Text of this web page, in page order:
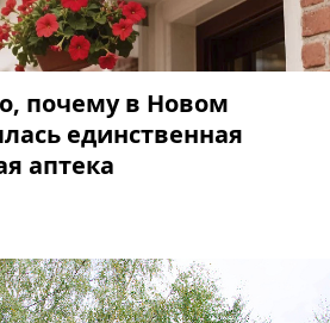
почему в Новом
единственная
аптека